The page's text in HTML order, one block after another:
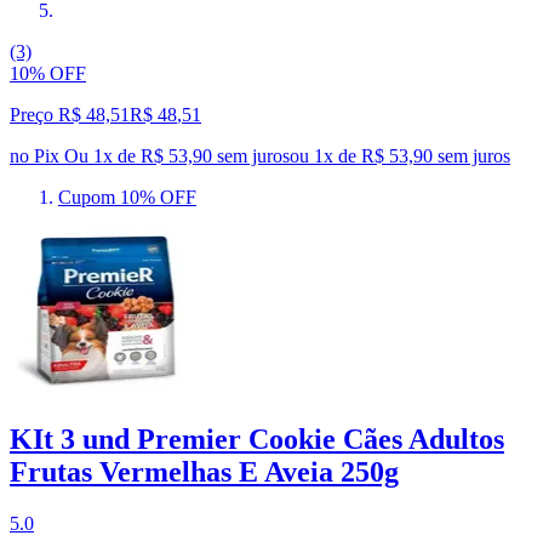
(3)
10% OFF
Preço R$ 48,51R$ 48,51
no Pix Ou 1x de R$ 53,90 sem jurosou 1x de R$ 53,90 sem juros
Cupom 10% OFF
KIt 3 und Premier Cookie Cães Adultos
Frutas Vermelhas E Aveia 250g
5.0